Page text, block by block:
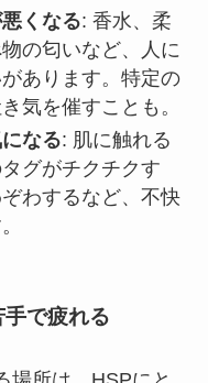
くなる: 香水、柔
の匂いなど、人に
あります。特定の
気を催すことも。
なる: 肌に触れる
グがチクチクす
わするなど、不快
で疲れる